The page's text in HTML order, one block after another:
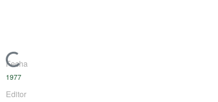
Cargando...
Fecha
1977
Editor